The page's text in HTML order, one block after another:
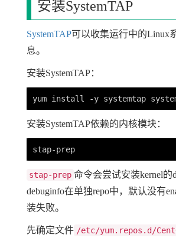
安装SystemTAP
SystemTAP可以收集运行中的Linux
息。
安装SystemTAP：
安装SystemTAP依赖的内核模块：
stap-prep 命令会尝试安装kernel的
debuginfo在单独repo中，默认没有
装失败。
先确定文件 /etc/yum.repos.d/